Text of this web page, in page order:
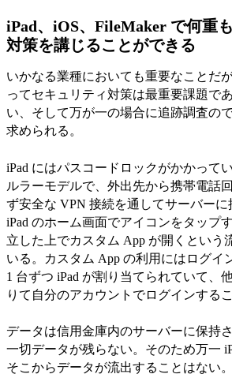
iPad、iOS、FileMaker で何重
対策を講じることができる
いかなる業種においても重要なことだ
ってセキュリティ対策は最重要課題で
い、そして万が一の場合に追跡調査の
求められる。
iPad にはパスコードロックがかかって
ルラーモデルで、外出先から携帯電話
ず安全な VPN 接続を通してサーバーに
iPad のホーム画面でアイコンをタップ
立した上でカスタム App が開くという
いる。カスタム App の利用にはログイ
1 台ずつ iPad が割り当てられていて、
りて自分のアカウントでログインする
データは信用金庫内のサーバーに保持
一切データが残らない。そのため万一
そこからデータが流出することはない。